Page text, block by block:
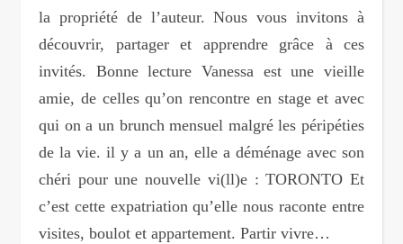
la propriété de l’auteur. Nous vous invitons à
découvrir, partager et apprendre grâce à ces
invités. Bonne lecture Vanessa est une vieille
amie, de celles qu’on rencontre en stage et avec
qui on a un brunch mensuel malgré les péripéties
de la vie. il y a un an, elle a déménage avec son
chéri pour une nouvelle vi(ll)e : TORONTO Et
c’est cette expatriation qu’elle nous raconte entre
visites, boulot et appartement. Partir vivre…